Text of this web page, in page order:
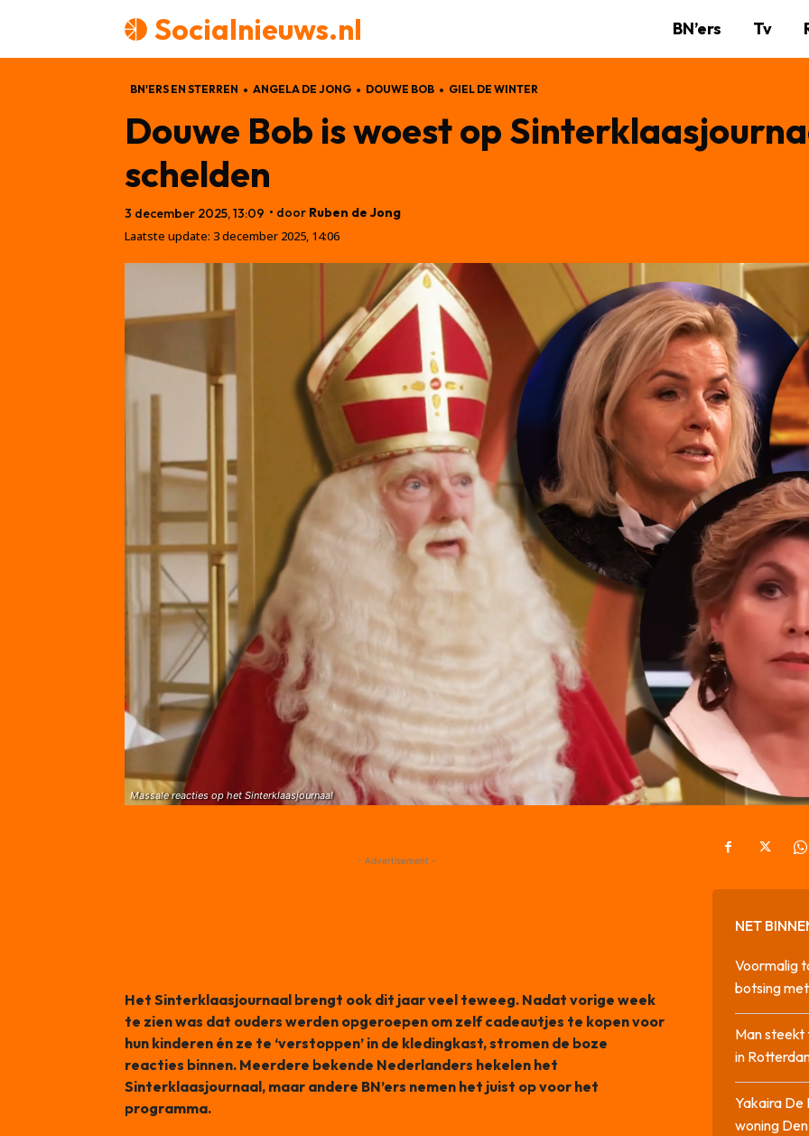
Socialnieuws.nl BN’ers Tv
BN'ERS EN STERREN ANGELA DE JONG DOUWE BOB GIEL DE WINTER
Douwe Bob is woest op
schelden
3 december 2025, 13:09 • door Ruben de Jong
Laatste update: 3 december 2025, 14:06
Massale reacties op het Sinterklaasjournaal
- Advertisement -
Het Sinterklaasjournaal brengt ook dit jaar veel teweeg. Nadat vorige week
te zien was dat ouders werden opgeroepen om zelf cadeautjes te kopen voor
hun kinderen én ze te ‘verstoppen’ in de kledingkast, stromen de boze
reacties binnen. Meerdere bekende Nederlanders hekelen het
Sinterklaasjournaal, maar andere BN’ers nemen het juist op voor het
programma.
NET
Voormalig
botsing
Man
in
Yakaira De
woning